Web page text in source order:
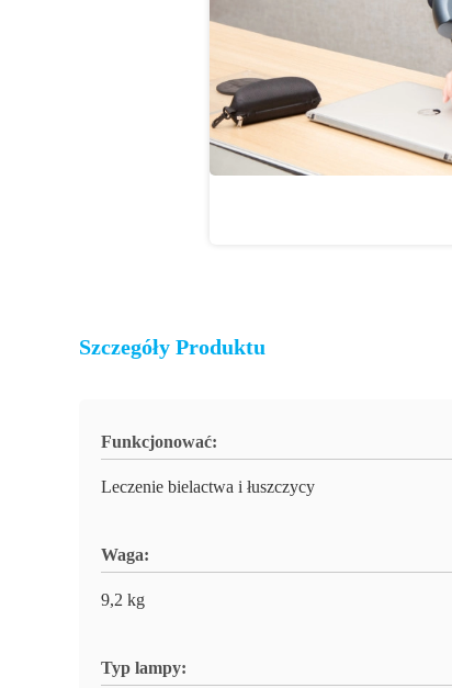
Szczegóły Produktu
Funkcjonować:
Leczenie bielactwa i łuszczycy
Waga:
9,2 kg
Typ lampy: